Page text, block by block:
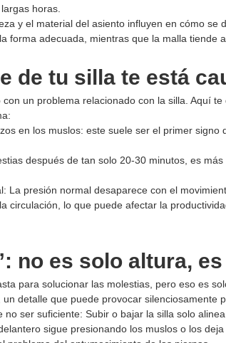
horas.
y el material del asiento influyen en cómo se
forma adecuada, mientras que la malla tiende
de tu silla te está
un problema relacionado con la silla. Aquí
en los muslos: este suele ser el primer
después de tan solo 20-30 minutos, es
La presión normal desaparece con el
circulación, lo que puede afectar la
no es solo altura,
para solucionar las molestias, pero eso es
detalle que puede provocar silenciosamente
ser suficiente: Subir o bajar la silla solo
sigue presionando los muslos o los